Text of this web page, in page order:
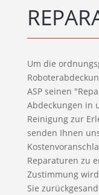
Um die
ASP seinen
Abdeckungen in
Reinigung zur
senden Ihnen
Reparaturen zu
Zustimmung
Sie